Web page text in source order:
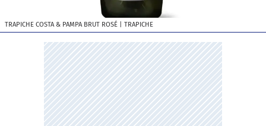
TRAPICHE COSTA & PAMPA BRUT ROSÉ | TRAPICHE